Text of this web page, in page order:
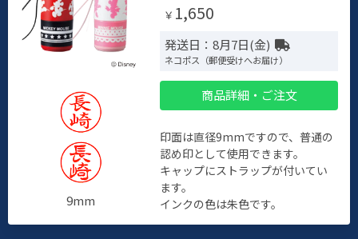
9mm
￥ 1,650
発送日：8月7日(金)
ネコポス（郵便受けへお届け）
商品詳細・ご注文
印面は直径9mmですので、普通の
認め印として使用できます。
キャップにストラップが付いてい
ます。
インクの色は朱色です。